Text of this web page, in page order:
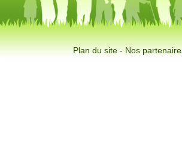
Plan du site-Nos